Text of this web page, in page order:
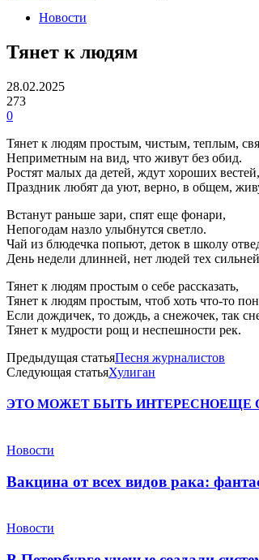
Новости
Тянет к людям
28.02.2025
273
0
Тянет к людям простым, чистым, теплым,
Неприметным на вид, что живут без обид.
Ростят малых да детей, ждут хороших вестей,
Праздник любят да уют, верно, в общем,
Встанут раньше зари, спят еще фонари,
Непогодам назло улыбнутся светло.
Чай из блюдечка попьют, деток в школу
День недели длинней, нет людей тех
Тянет к людям простым о себе рассказать,
Тянет к людям простым, чтоб хоть что-то
Если дождичек, то дождь, а снежочек, так
Тянет к мудрости рощ и неспешности рек.
Предыдущая статьяПесня журналистов
Следующая статьяХулиган
ЭТО МОЖЕТ БЫТЬ ИНТЕРЕСНОЕЩЕ
Новости
Вакцина от всех видов рака:
Новости